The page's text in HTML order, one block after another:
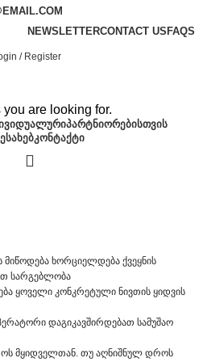
NEWSLETTERCONTACT US FAQS
/ Register
ᲞᲐᲠᲢᲜᲘᲝᲠᲔᲑᲘᲡᲗᲕᲘᲡ
ᲙᲝᲜᲢᲐᲥᲢᲘ
ხორციელდება ქვეყნის
სარგებლობა
ყოველი კონკრეტული ნივთის ყიდვის
დაგიკავშირდებათ სამუშაო
მყიდველთან. თუ აღნიშნულ დროს
are looking for.